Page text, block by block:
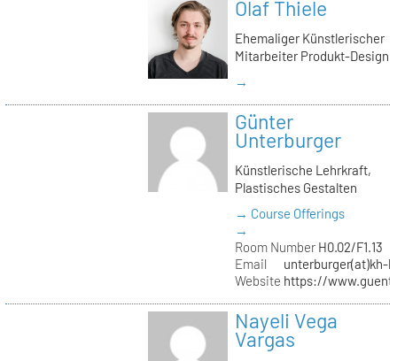
Olaf Thiele
Ehemaliger Künstlerischer
Mitarbeiter Produkt-Design
→
Günter
Unterburger
Künstlerische Lehrkraft,
Plastisches Gestalten
→ Course Offerings
→
Room NumberH0.02/F1.13
Email
unterburger(at)kh-
Website https://
Nayeli Vega
Vargas